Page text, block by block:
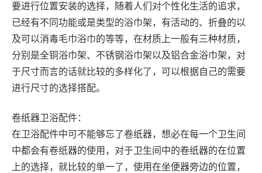
要进行位置安装的选择，随着人们对个性化生活的追求，
已经有不同功能或是类型的浴巾架，有活动的、折叠的以
及可以消毒毛巾浴巾的等等，在材质上一般有三种材质，
分别是全铜浴巾架、不锈钢浴巾架以及铝合金浴巾架，对
于尺寸而言的话就比较的多样化了，可以根据自己的需要
进行尺寸的选择搭配。
卷纸器卫浴配件：
在卫浴配件中可不能够忘了卷纸器，想必在每一个卫生间
中都会有卷纸器的使用，对于卫生间中的卷纸器的在位置
上的选择，就比较的单一了，使用在坐便器旁边的位置，